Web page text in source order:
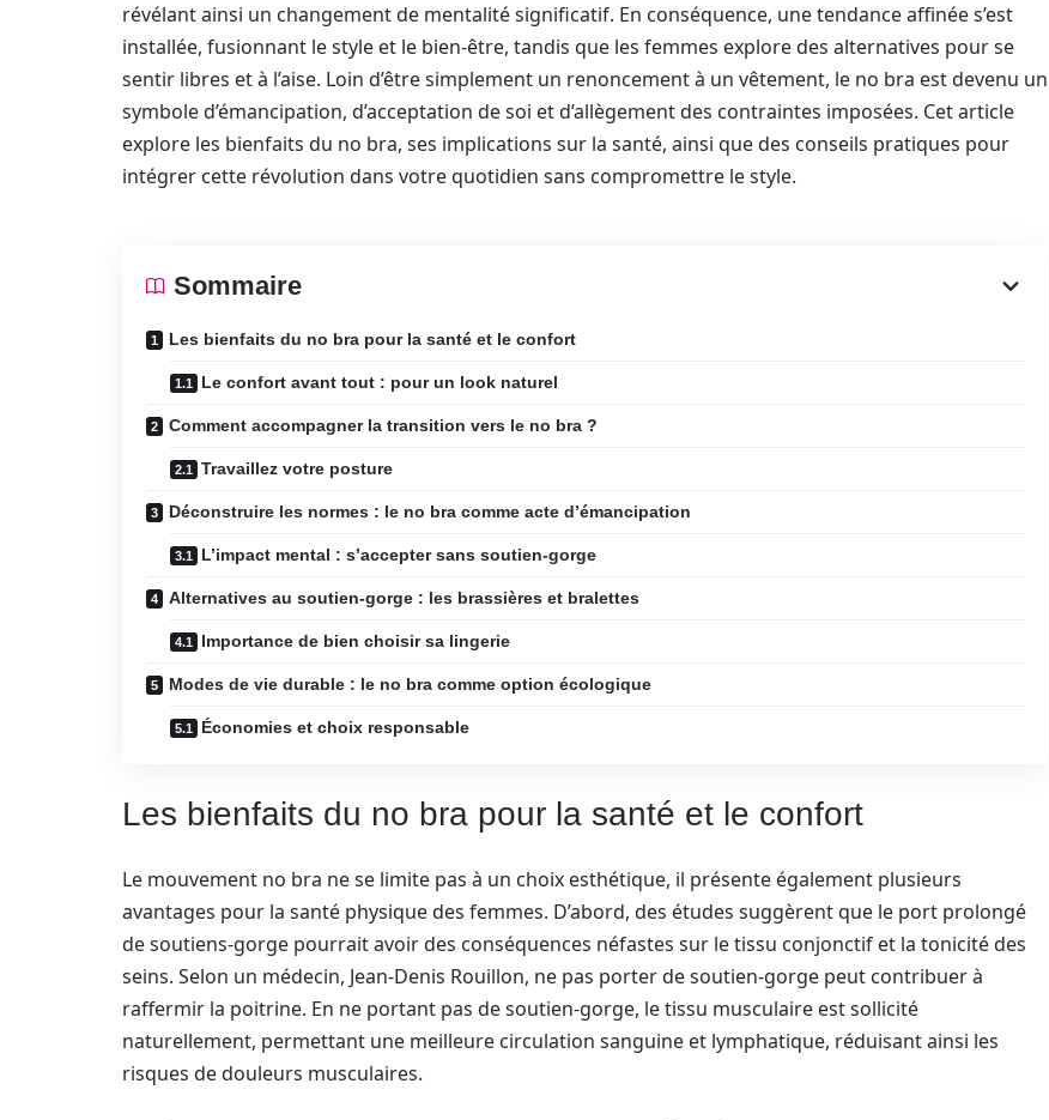
révélant ainsi un changement de mentalité significatif. En conséquence, une tendance affinée s’est
installée, fusionnant le style et le bien-être, tandis que les femmes explore des alternatives pour se
sentir libres et à l’aise. Loin d’être simplement un renoncement à un vêtement, le no bra est devenu un
symbole d’émancipation, d’acceptation de soi et d’allègement des contraintes imposées. Cet article
explore les bienfaits du no bra, ses implications sur la santé, ainsi que des conseils pratiques pour
intégrer cette révolution dans votre quotidien sans compromettre le style.
Sommaire
Les bienfaits du no bra pour la santé et le confort
Le confort avant tout : pour un look naturel
Comment accompagner la transition vers le no bra ?
Travaillez votre posture
Déconstruire les normes : le no bra comme acte d’émancipation
L’impact mental : s’accepter sans soutien-gorge
Alternatives au soutien-gorge : les brassières et bralettes
Importance de bien choisir sa lingerie
Modes de vie durable : le no bra comme option écologique
Économies et choix responsable
Les bienfaits du no bra pour la santé et le confort
Le mouvement no bra ne se limite pas à un choix esthétique, il présente également plusieurs
avantages pour la santé physique des femmes. D’abord, des études suggèrent que le port prolongé
de soutiens-gorge pourrait avoir des conséquences néfastes sur le tissu conjonctif et la tonicité des
seins. Selon un médecin, Jean-Denis Rouillon, ne pas porter de soutien-gorge peut contribuer à
raffermir la poitrine. En ne portant pas de soutien-gorge, le tissu musculaire est sollicité
naturellement, permettant une meilleure circulation sanguine et lymphatique, réduisant ainsi les
risques de douleurs musculaires.